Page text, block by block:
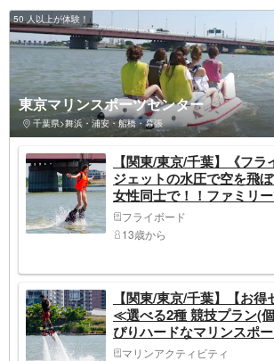
50 人以上が体験！
東京マリンスポーツセンター
千葉県>舞浜・浦安・船橋・幕張
【関東/東京/千葉】《フラ
ジェットの水圧で空を飛
女性同士で！！ファミリ
フライボード
13歳から
【関東/東京/千葉】【お得
≪選べる2種 競技プラン(
ぴりハードなマリンスポ
プル・友達・1人でも楽し
マリンアクティビティ